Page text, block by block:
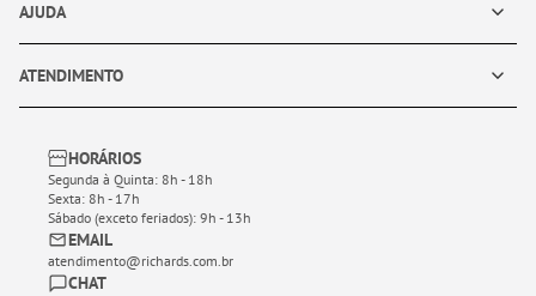
AJUDA
ATENDIMENTO
HORÁRIOS
Segunda à Quinta: 8h - 18h
Sexta: 8h - 17h
Sábado (exceto feriados): 9h - 13h
EMAIL
atendimento@richards.com.br
CHAT